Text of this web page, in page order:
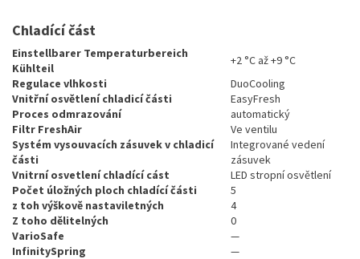
Chladící část
Einstellbarer Temperaturbereich
Kühlteil
+2 °C až +9 °C
Regulace vlhkosti
DuoCooling
Vnitřní osvětlení chladicí části
EasyFresh
Proces odmrazování
automatický
Filtr FreshAir
Ve ventilu
Systém vysouvacích zásuvek v chladicí
části
Integrované vedení
zásuvek
Vnitrní osvetlení chladící cást
LED stropní osvětlení
Počet úložných ploch chladící části
5
z toh výškově nastaviletných
4
Z toho dělitelných
0
VarioSafe
—
InfinitySpring
—